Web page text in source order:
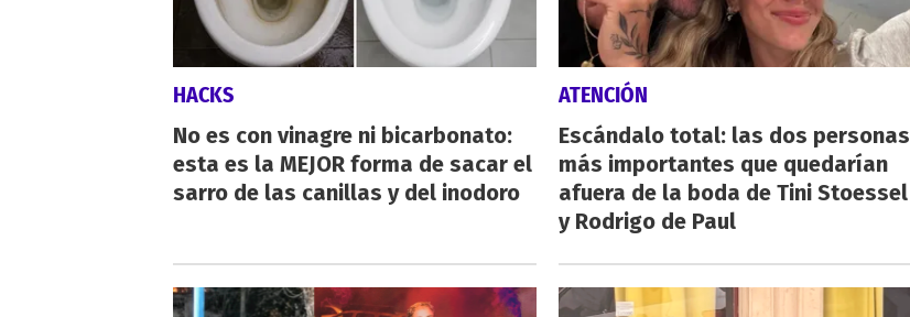
HACKS
No es con vinagre ni bicarbonato:
esta es la MEJOR forma de sacar el
sarro de las canillas y del inodoro
ATENCIÓN
Escándalo total: las dos personas
más importantes que quedarían
afuera de la boda de Tini Stoessel
y Rodrigo de Paul